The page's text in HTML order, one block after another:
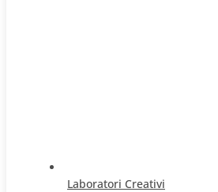
Laboratori Creativi